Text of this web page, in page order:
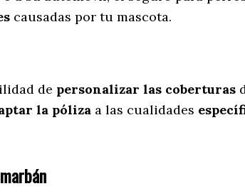
causadas por tu mascota.
de personalizar las coberturas
la póliza a las cualidades